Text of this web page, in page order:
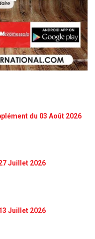
du 03 Août 2026
Juillet 2026
Juillet 2026